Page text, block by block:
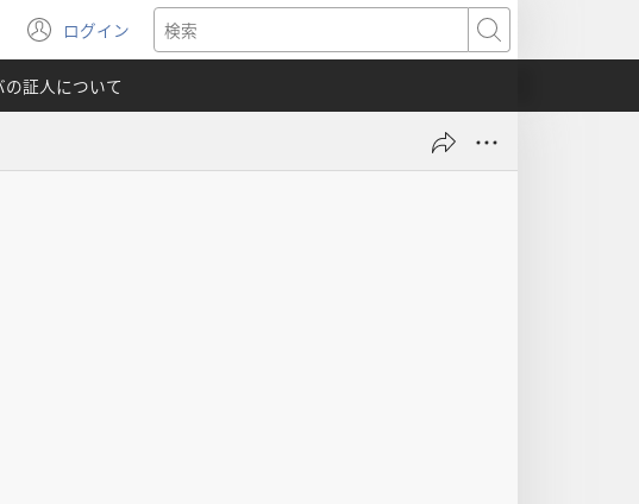
ログイン
（新
し
い
タ
で
検
索
の証人について